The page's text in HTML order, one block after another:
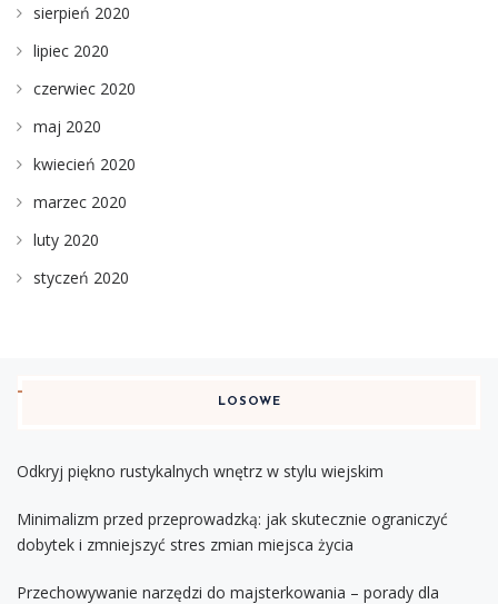
sierpień 2020
lipiec 2020
czerwiec 2020
maj 2020
kwiecień 2020
marzec 2020
luty 2020
styczeń 2020
LOSOWE
Odkryj piękno rustykalnych wnętrz w stylu wiejskim
Minimalizm przed przeprowadzką: jak skutecznie ograniczyć
dobytek i zmniejszyć stres zmian miejsca życia
Przechowywanie narzędzi do majsterkowania – porady dla